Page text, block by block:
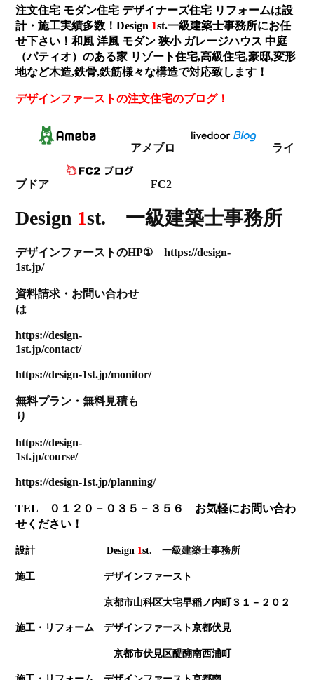
注文住宅 モダン住宅 デザイナーズ住宅 リフォームは設
計・施工実績多数！Design 1st.一級建築士事務所にお任
せ下さい！和風 洋風 モダン 狭小 ガレージハウス 中庭
（パティオ）のある家 リゾート住宅,高級住宅,豪邸,変形
地など木造,鉄骨,鉄筋様々な構造で対応致します！
デザインファーストの注文住宅のブログ！
アメブロ ライ
ブドア FC2
Design 1st. 一級建築士事務所
デザインファーストのHP① https://design-
1st.jp/
資料請求 ・ お問い合わせ
は
https://design-
1st.jp/contact/
https://design-1st.jp/monitor/
無料プラン ・無料見積も
り
https://design-
1st.jp/course/
https://design-1st.jp/planning/
TEL ０１２０－０３５－３５６ お気軽にお問い合わ
せください！
設計 Design 1st. 一級建築士事務所
施工 デザインファースト
京都市山科区大宅早稲ノ内町３１－２０２
施工・リフォーム デザインファースト京都伏見
京都市伏見区醍醐南西浦町